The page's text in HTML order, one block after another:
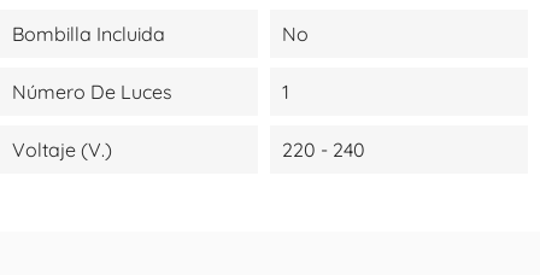
Bombilla Incluida No
Número De Luces 1
Voltaje (V.) 220 - 240